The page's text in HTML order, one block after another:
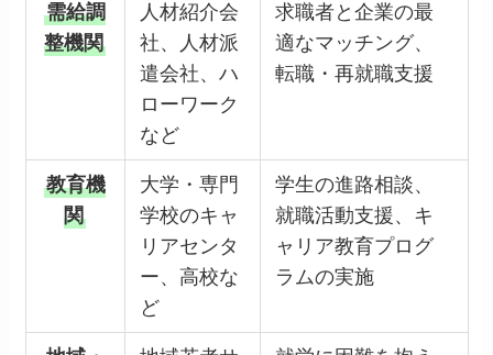
需給調
整機関
人材紹介会
社、人材派
遣会社、ハ
ローワーク
など
求職者と企業の最
適なマッチング、
転職・再就職支援
教育機
関
大学・専門
学校のキャ
リアセンタ
ー、高校な
ど
学生の進路相談、
就職活動支援、キ
ャリア教育プログ
ラムの実施